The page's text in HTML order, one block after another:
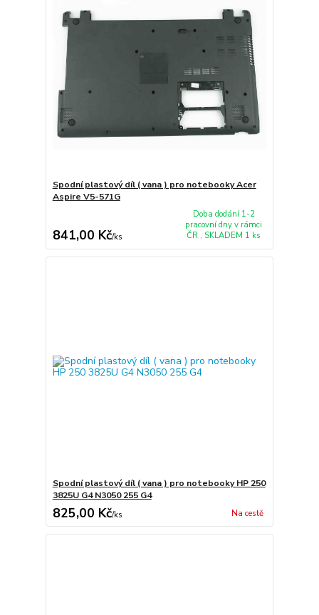
Spodní plastový díl ( vana ) pro notebooky Acer
Aspire V5-571G
841,00 Kč/ks
Doba dodání 1-2
pracovní dny v rámci
ČR , SKLADEM 1 ks
Spodní plastový díl ( vana ) pro notebooky HP 250
3825U G4 N3050 255 G4
825,00 Kč/ks Na cestě